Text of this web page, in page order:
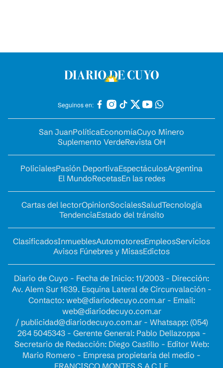
Seguinos en:
San JuanPolíticaEconomíaCuyo Minero
Suplemento VerdeRevista OH
PolicialesPasión DeportivaEspectáculosArgentina
El MundoRecetasEn las redes
Cartas del lectorOpinionSocialesSaludTecnología
TendenciaEstado del tránsito
ClasificadosInmueblesAutomotoresEmpleosServicios
Avisos Fúnebres y MisasEdictos
Diario de Cuyo - Fecha de Inicio: 11/2003 - Dirección:
Av. Alem Sur 1639. Esquina Lateral de Circunvalación -
Contacto: web@diariodecuyo.com.ar- Email:
web@diariodecuyo.com.ar
/ publicidad@diariodecuyo.com.ar- Whatsapp: (054)
264 5045343 - Gerente General: Pablo Dellazoppa -
Secretario de Redacción: Diego Castillo - Editor Web:
Mario Romero - Empresa propietaria del medio -